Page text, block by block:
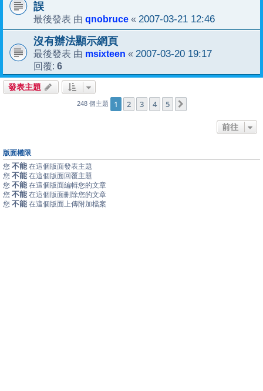
誤
最後發表 由 qnobruce « 2007-03-21 12:46
沒有辦法顯示網頁
最後發表 由 msixteen « 2007-03-20 19:17
回覆: 6
發表主題
248 個主題 1 2 3 4 5
前往
版面權限
您 不能 在這個版面發表主題
您 不能 在這個版面回覆主題
您 不能 在這個版面編輯您的文章
您 不能 在這個版面刪除您的文章
您 不能 在這個版面上傳附加檔案